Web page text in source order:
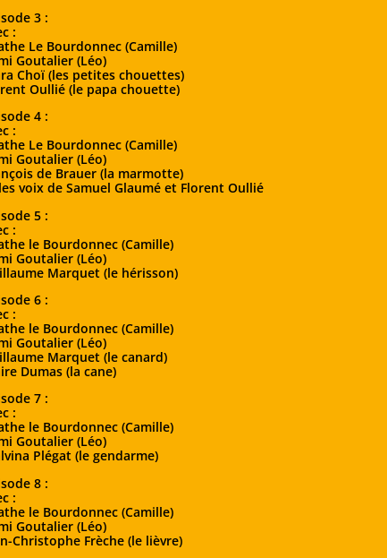
3 :
:
Le Bourdonnec (Camille)
Goutalier (Léo)
Choï (les petites chouettes)
Oullié (le papa chouette)
4 :
:
Le Bourdonnec (Camille)
Goutalier (Léo)
de Brauer (la marmotte)
voix de Samuel Glaumé et Florent Oullié
5 :
:
le Bourdonnec (Camille)
Goutalier (Léo)
Marquet (le hérisson)
6 :
:
le Bourdonnec (Camille)
Goutalier (Léo)
Marquet (le canard)
Dumas (la cane)
7 :
:
le Bourdonnec (Camille)
Goutalier (Léo)
Plégat (le gendarme)
8 :
:
le Bourdonnec (Camille)
Goutalier (Léo)
Christophe Frèche (le lièvre)